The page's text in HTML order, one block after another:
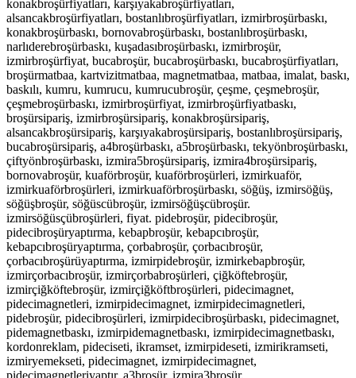
konakbroşürfiyatları, karşıyakabroşürfiyatları,
alsancakbroşürfiyatları, bostanlıbroşürfiyatları, izmirbroşürbaskı,
konakbroşürbaskı, bornovabroşürbaskı, bostanlıbroşürbaskı,
narlıderebroşürbaskı, kuşadasıbroşürbaskı, izmirbroşür,
izmirbroşürfiyat, bucabroşür, bucabroşürbaskı, bucabroşürfiyatları,
broşürmatbaa, kartvizitmatbaa, magnetmatbaa, matbaa, imalat, baskı,
baskılı, kumru, kumrucu, kumrucubroşür, çeşme, çeşmebroşür,
çeşmebroşürbaskı, izmirbroşürfiyat, izmirbroşürfiyatbaskı,
broşürsipariş, izmirbroşürsipariş, konakbroşürsipariş,
alsancakbroşürsipariş, karşıyakabroşürsipariş, bostanlıbroşürsipariş,
bucabroşürsipariş, a4broşürbaskı, a5broşürbaskı, tekyönbroşürbaskı,
çiftyönbroşürbaskı, izmira5broşürsipariş, izmira4broşürsipariş,
bornovabroşür, kuaförbroşür, kuaförbroşürleri, izmirkuaför,
izmirkuaförbroşürleri, izmirkuaförbroşürbaskı, söğüş, izmirsöğüş,
söğüşbroşür, söğüscübroşür, izmirsöğüşcübroşür.
izmirsöğüsçübroşürleri, fiyat. pidebroşür, pidecibroşür,
pidecibroşüryaptırma, kebapbroşür, kebapcıbroşür,
kebapcıbroşüryaptırma, çorbabroşür, çorbacıbroşür,
çorbacıbroşürüyaptırma, izmirpidebroşür, izmirkebapbroşür,
izmirçorbacıbroşür, izmirçorbabroşürleri, çiğköftebroşür,
izmirçiğköftebroşür, izmirçiğköftbroşürleri, pidecimagnet,
pidecimagnetleri, izmirpidecimagnet, izmirpidecimagnetleri,
pidebroşür, pidecibroşürleri, izmirpidecibroşürbaskı, pidecimagnet,
pidemagnetbaskı, izmirpidemagnetbaskı, izmirpidecimagnetbaskı,
kordonreklam, pideciseti, ikramset, izmirpideseti, izmirikramseti,
izmiryemekseti, pidecimagnet, izmirpidecimagnet,
pidecimagnetleriyaptır, a3broşür, izmira3broşür,